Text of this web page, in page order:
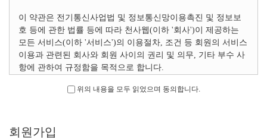
이 약관은 전기통신사업법 및 정보통신망이용촉진 및 정보보
호 등에 관한 법률 등에 따라 천사웹(이하 '회사')이 제공하는
모든 서비스(이하 '서비스')의 이용절차, 조건 등 회원의 서비스
이용과 관련된 회사와 회원 사이의 권리 및 의무, 기타 부수 사
항에 관하여 규정함을 목적으로 합니다.
위의 내용을 모두 읽었으며 동의합니다.
회원가입